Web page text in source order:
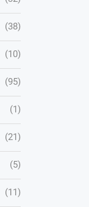
(38)
(10)
(95)
(1)
(21)
(5)
(11)